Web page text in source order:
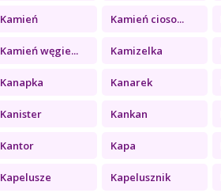
Kamień Kamień cioso...
Kamień węgie... Kamizelka
Kanapka Kanarek
Kanister Kankan
Kantor Kapa
Kapelusze Kapelusznik